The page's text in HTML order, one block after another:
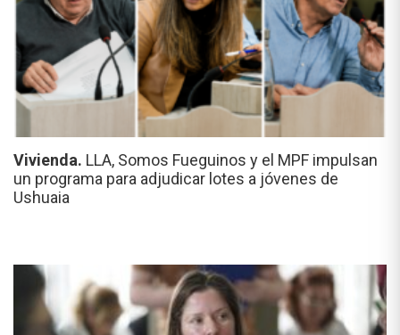
Vivienda. LLA, Somos Fueguinos y el MPF impulsan
un programa para adjudicar lotes a jóvenes de
Ushuaia